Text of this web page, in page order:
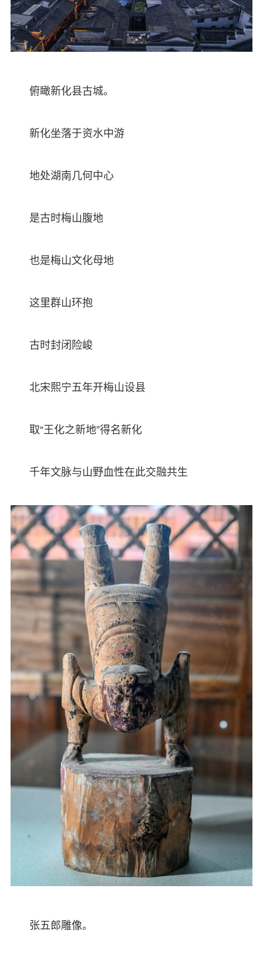
俯瞰新化县古城。
新化坐落于资水中游
地处湖南几何中心
是古时梅山腹地
也是梅山文化母地
这里群山环抱
古时封闭险峻
北宋熙宁五年开梅山设县
取“王化之新地”得名新化
千年文脉与山野血性在此交融共生
张五郎雕像。